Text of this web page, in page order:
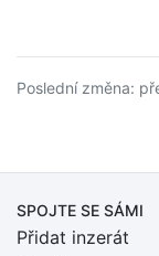
Poslední změna:
SPOJTE SE SÁMI
Přidat inzerát